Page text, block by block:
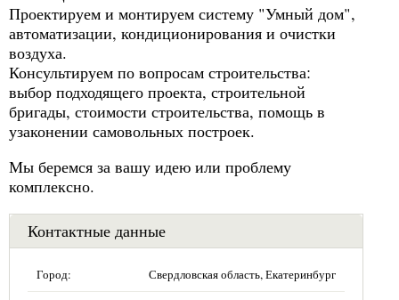
Проектируем и монтируем систему "Умный дом",
автоматизации, кондиционирования и очистки
воздуха.
Консультируем по вопросам строительства:
выбор подходящего проекта, строительной
бригады, стоимости строительства, помощь в
узаконении самовольных построек.
Мы беремся за вашу идею или проблему
комплексно.
Контактные данные
Город: Свердловская область, Екатеринбург